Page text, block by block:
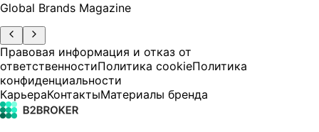
Global Brands Magazine
Правовая информация и отказ от
ответственностиПолитика cookieПолитика
конфиденциальности
КарьераКонтактыМатериалы бренда